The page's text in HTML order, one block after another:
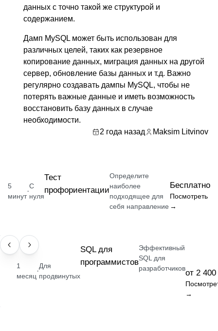
данных с точно такой же структурой и
содержанием.
Дамп MySQL может быть использован для
различных целей, таких как резервное
копирование данных, миграция данных на другой
сервер, обновление базы данных и т.д. Важно
регулярно создавать дампы MySQL, чтобы не
потерять важные данные и иметь возможность
восстановить базу данных в случае
необходимости.
2 года назад
Maksim Litvinov
5
минут
·
С
нуля
Тест
профориентации
Определите
наиболее
подходящее для
себя направление
Бесплатно
Посмотреть
→
НАВЫК
1
месяц
·
Для
продвинутых
SQL для
программистов
Эффективный
SQL для
разработчиковот 2
→